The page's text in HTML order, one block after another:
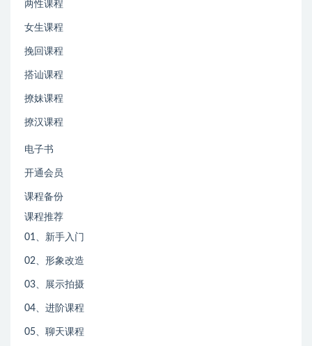
两性课程
女生课程
挽回课程
搭讪课程
撩妹课程
撩汉课程
电子书
开通会员
课程备份
课程推荐
01、新手入门
02、形象改造
03、展示拍摄
04、进阶课程
05、聊天课程